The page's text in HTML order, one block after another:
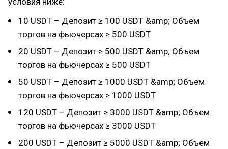
10 USDT – Депозит ≥ 100 USDT &amp; Объем
торгов на фьючерсах ≥ 500 USDT
20 USDT – Депозит ≥ 500 USDT &amp; Объем
торгов на фьючерсах ≥ 500 USDT
50 USDT – Депозит ≥ 1000 USDT &amp; Объем
торгов на фьючерсах ≥ 1000 USDT
120 USDT – Депозит ≥ 3000 USDT &amp; Объем
торгов на фьючерсах ≥ 3000 USDT
200 USDT – Депозит ≥ 5000 USDT &amp; Объем